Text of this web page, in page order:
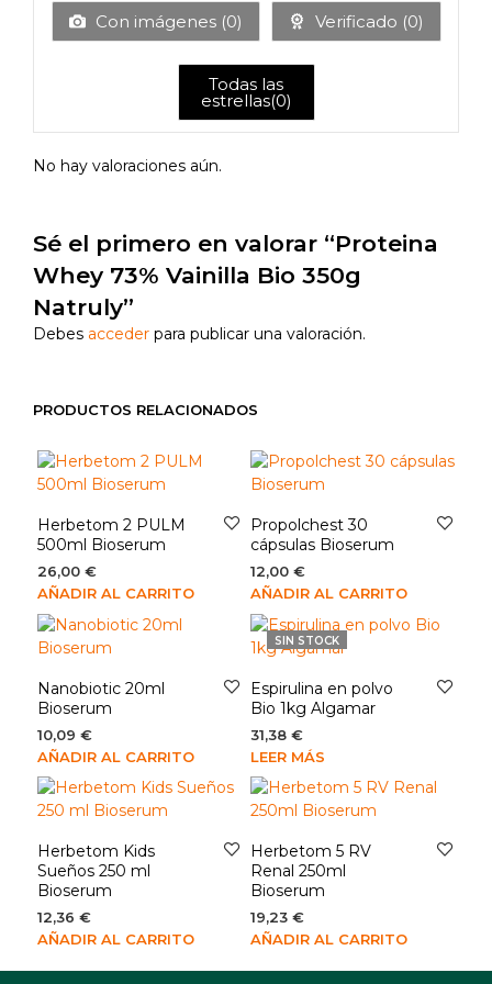
Con imágenes (0) Verificado (0)
Todas las
estrellas(0)
No hay valoraciones aún.
Sé el primero en valorar “Proteina
Whey 73% Vainilla Bio 350g
Natruly”
Debes acceder para publicar una valoración.
PRODUCTOS RELACIONADOS
Herbetom 2 PULM
500ml Bioserum
26,00 €
AÑADIR AL CARRITO
Propolchest 30
cápsulas Bioserum
12,00 €
AÑADIR AL CARRITO
Nanobiotic 20ml
Bioserum
10,09 €
AÑADIR AL CARRITO
SIN STOCK
Espirulina en polvo
Bio 1kg Algamar
31,38 €
LEER MÁS
Herbetom Kids
Sueños 250 ml
Bioserum
12,36 €
AÑADIR AL CARRITO
Herbetom 5 RV
Renal 250ml
Bioserum
19,23 €
AÑADIR AL CARRITO